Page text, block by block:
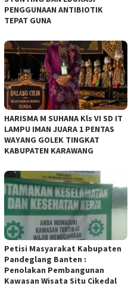
PENGGUNAAN ANTIBIOTIK
TEPAT GUNA
HARISMA M SUHANA Kls VI SD IT
LAMPU IMAN JUARA 1 PENTAS
WAYANG GOLEK TINGKAT
KABUPATEN KARAWANG
Petisi Masyarakat Kabupaten
Pandeglang Banten :
Penolakan Pembangunan
Kawasan Wisata Situ Cikedal